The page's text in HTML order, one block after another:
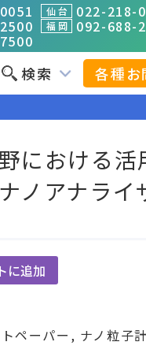
仙 台 022-218-
福 岡 092-688-
検索 各種お
における活
ノアナライ
に追加
ペーパー , ナノ粒子